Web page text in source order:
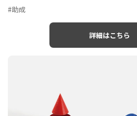
#助成
詳細はこちら